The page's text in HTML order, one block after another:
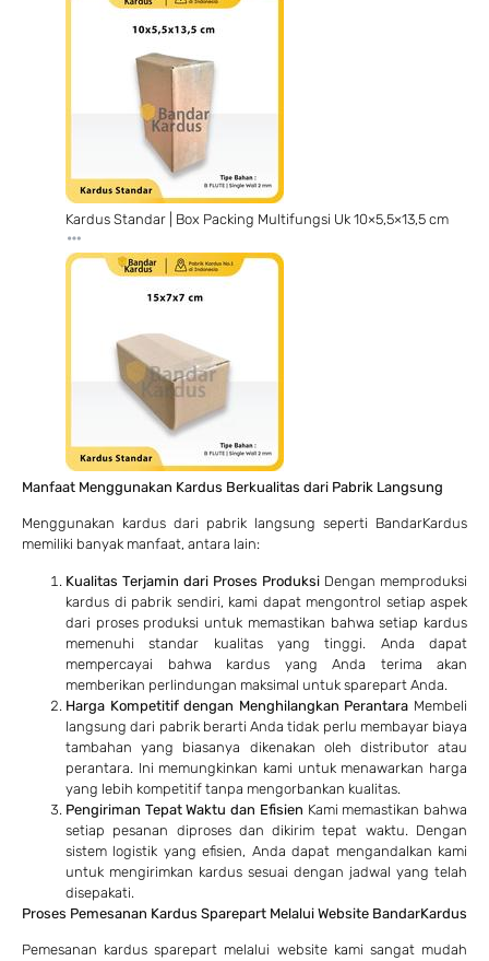
Kardus Standar | Box Packing Multifungsi Uk 10×5,5×13,5 cm
Manfaat Menggunakan Kardus Berkualitas dari Pabrik Langsung
Menggunakan kardus dari pabrik langsung seperti BandarKardus
memiliki banyak manfaat, antara lain:
Kualitas Terjamin dari Proses Produksi Dengan memproduksi
kardus di pabrik sendiri, kami dapat mengontrol setiap aspek
dari proses produksi untuk memastikan bahwa setiap kardus
memenuhi standar kualitas yang tinggi. Anda dapat
mempercayai bahwa kardus yang Anda terima akan
memberikan perlindungan maksimal untuk sparepart Anda.
Harga Kompetitif dengan Menghilangkan Perantara Membeli
langsung dari pabrik berarti Anda tidak perlu membayar biaya
tambahan yang biasanya dikenakan oleh distributor atau
perantara. Ini memungkinkan kami untuk menawarkan harga
yang lebih kompetitif tanpa mengorbankan kualitas.
Pengiriman Tepat Waktu dan Efisien Kami memastikan bahwa
setiap pesanan diproses dan dikirim tepat waktu. Dengan
sistem logistik yang efisien, Anda dapat mengandalkan kami
untuk mengirimkan kardus sesuai dengan jadwal yang telah
disepakati.
Proses Pemesanan Kardus Sparepart Melalui Website BandarKardus
Pemesanan kardus sparepart melalui website kami sangat mudah